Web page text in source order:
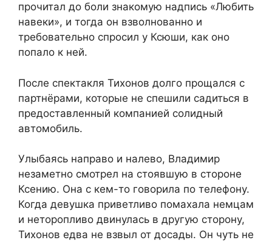
прочитал до боли знакомую надпись «Любить
навеки», и тогда он взволнованно и
требовательно спросил у Ксюши, как оно
попало к ней.
После спектакля Тихонов долго прощался с
партнёрами, которые не спешили садиться в
предоставленный компанией солидный
автомобиль.
Улыбаясь направо и налево, Владимир
незаметно смотрел на стоявшую в стороне
Ксению. Она с кем-то говорила по телефону.
Когда девушка приветливо помахала немцам
и неторопливо двинулась в другую сторону,
Тихонов едва не взвыл от досады. Он чуть не